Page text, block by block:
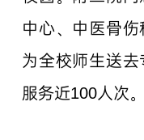
中心、中医骨伤
为全校师生送
服务近100人次。